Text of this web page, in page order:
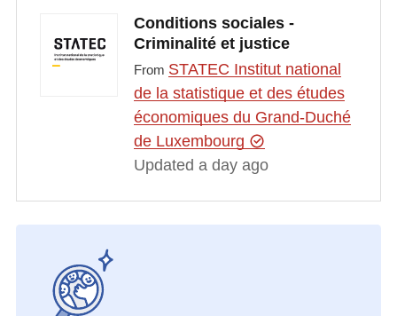
Conditions sociales -
Criminalité et justice
From STATEC Institut national
de la statistique et des études
économiques du Grand-Duché
de Luxembourg
Updated a day ago